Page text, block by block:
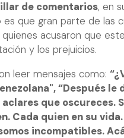
de comentarios, en
que gran parte de las
acusaron que
y los prejuicios.
leer mensajes como:
“Después le
que oscureces.
Cada quien en su vida.
incompatibles.